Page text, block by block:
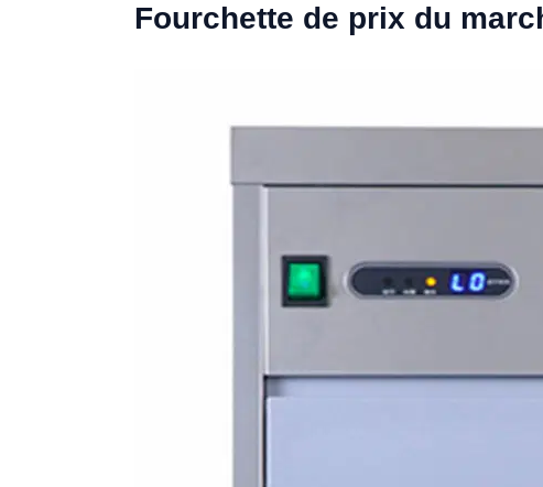
Fourchette de prix du